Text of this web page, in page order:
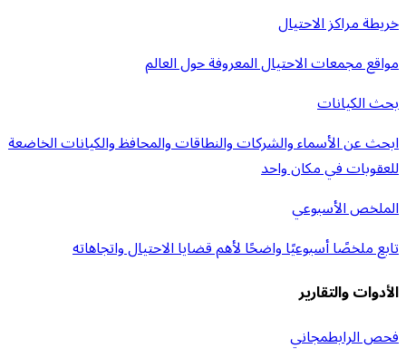
خريطة مراكز الاحتيال
مواقع مجمعات الاحتيال المعروفة حول العالم
بحث الكيانات
ابحث عن الأسماء والشركات والنطاقات والمحافظ والكيانات الخاضعة
للعقوبات في مكان واحد
الملخص الأسبوعي
تابع ملخصًا أسبوعيًا واضحًا لأهم قضايا الاحتيال واتجاهاته
الأدوات والتقارير
فحص الرابطمجاني